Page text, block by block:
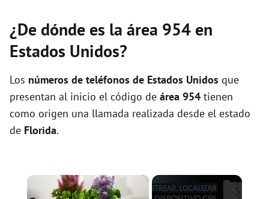
¿De dónde es la área 954 en
Estados Unidos?
Los números de teléfonos de Estados Unidos que
presentan al inicio el código de área 954 tienen
como origen una llamada realizada desde el estado
de Florida.
×